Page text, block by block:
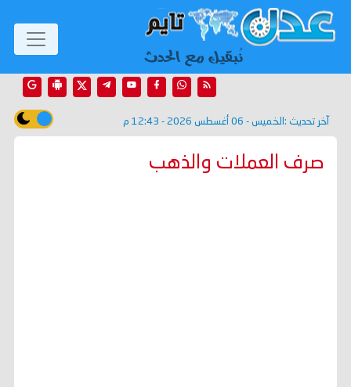
آخر تحديث : الخميس - 06 أغسطس 2026 - 12:43 م
صرف العملات والذهب